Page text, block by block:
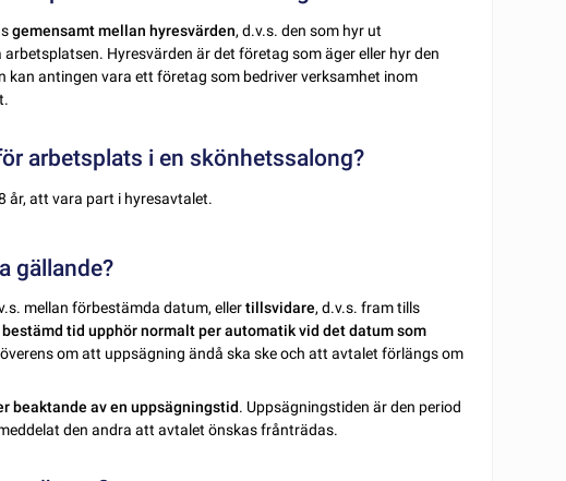
gemensamt mellan hyresvärden, d.v.s. den som hyr ut
arbetsplatsen. Hyresvärden är det företag som äger eller hyr den
kan antingen vara ett företag som bedriver verksamhet inom
arbetsplats i en skönhetssalong?
år, att vara part i hyresavtalet.
gällande?
mellan förbestämda datum, ellertillsvidare, d.v.s. fram tills
bestämd tid upphör normalt per automatik vid det datum som
om att uppsägning ändå ska ske och att avtalet förlängs om
beaktande av en uppsägningstid. Uppsägningstiden är den period
den andra att avtalet önskas frånträdas.